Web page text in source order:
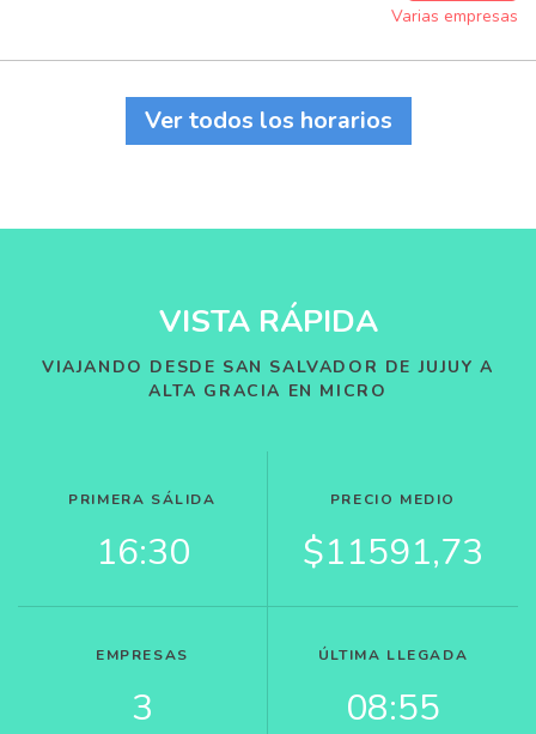
Varias empresas
Ver todos los horarios
VISTA RÁPIDA
VIAJANDO DESDE SAN SALVADOR DE JUJUY A
ALTA GRACIA EN MICRO
PRIMERA SÁLIDA
16:30
PRECIO MEDIO
$11591,73
EMPRESAS
3
ÚLTIMA LLEGADA
08:55